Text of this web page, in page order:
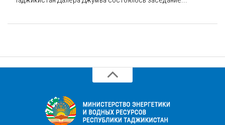
КАРТЫ И АТЛАСЫ
КАРТЫ СИСТЕМЫ ВОДОСНАБЖЕНИЯ И
КАРТЫ ВОДОХОЗЯЙСТВЕННЫХ УЧАСТКОВ И ВОДНЫХ
ОБЪЕКТОВ
ЛИНЕЙНЫЕ СХЕМЫ